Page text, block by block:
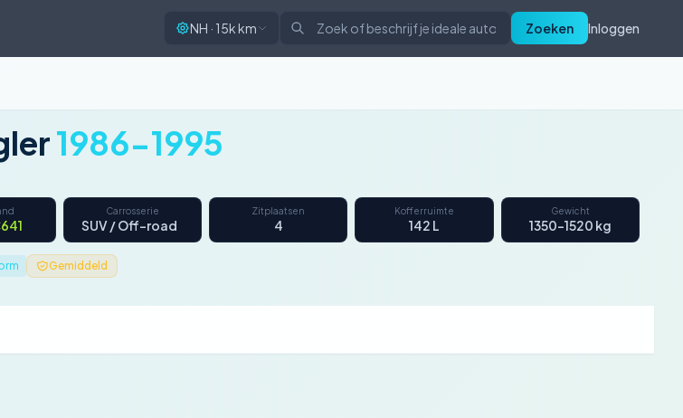
NH · 15k km Zoeken Inloggen
1986-1995
Carrosserie
SUV / Off-road
Zitplaatsen
4
Kofferruimte
142 L
Gewicht
1350–1520 kg
Gemiddeld